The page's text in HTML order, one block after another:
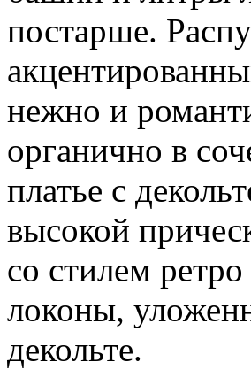
постарше.
нежно и
органично в
платье с
высокой
со стилем
локоны,
декольте.